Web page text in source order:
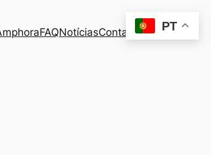
FAQNotíciasContacto PT